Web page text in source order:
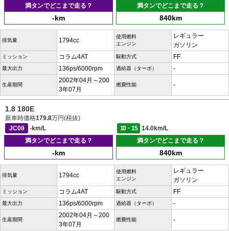
満タンでどこまで走る？
-km
満タンでどこまで走る？
840km
排気量 1794cc
使用燃料
エンジン
レギュラー
ガソリン
ミッション コラム4AT 駆動方式 FF
最大出力 136ps/6000rpm 過給器（ターボ） -
生産期間
2002年04月～200
3年07月
燃費性能 -
1.8 180E
新車時価格179.8万円(税抜)
JC08
-km/L 10・15
14.0km/L
満タンでどこまで走る？
-km
満タンでどこまで走る？
840km
排気量 1794cc
使用燃料
エンジン
レギュラー
ガソリン
ミッション コラム4AT 駆動方式 FF
最大出力 136ps/6000rpm 過給器（ターボ） -
生産期間
2002年04月～200
3年07月
燃費性能 -